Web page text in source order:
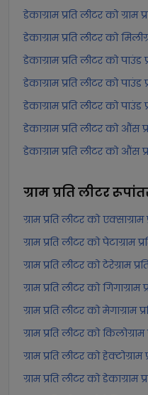
डेकाग्राम प्रति लीटर को
डेकाग्राम प्रति लीटर को
डेकाग्राम प्रति लीटर को
डेकाग्राम प्रति लीटर को
डेकाग्राम प्रति लीटर को
डेकाग्राम प्रति लीटर को औंस
डेकाग्राम प्रति लीटर को औंस
ग्राम प्रति लीटर
ग्राम प्रति लीटर को
ग्राम प्रति लीटर को पेटाग्राम
ग्राम प्रति लीटर को टेरेग्राम
ग्राम प्रति लीटर को
ग्राम प्रति लीटर को मेगाग्राम
ग्राम प्रति लीटर को
ग्राम प्रति लीटर को
ग्राम प्रति लीटर को डेकाग्राम